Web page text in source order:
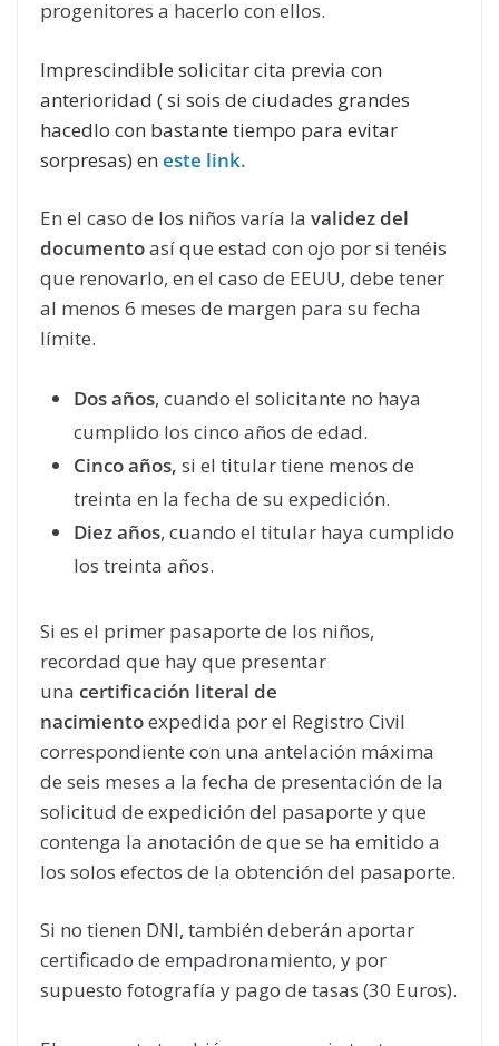
progenitores a hacerlo con ellos.
Imprescindible solicitar cita previa con
anterioridad ( si sois de ciudades grandes
hacedlo con bastante tiempo para evitar
sorpresas) en este link.
En el caso de los niños varía la validez del
documentoasí que estad con ojo por si tenéis
que renovarlo, en el caso de EEUU, debe tener
al menos 6 meses de margen para su fecha
límite.
Dos años, cuando el solicitante no haya
cumplido los cinco años de edad.
Cinco años, si el titular tiene menos de
treinta en la fecha de su expedición.
Diez años, cuando el titular haya cumplido
los treinta años.
Si es el primer pasaporte de los niños,
recordad que hay que presentar
una certificación literal de
nacimientoexpedida por el Registro Civil
correspondiente con una antelación máxima
de seis meses a la fecha de presentación de la
solicitud de expedición del pasaporte y que
contenga la anotación de que se ha emitido a
los solos efectos de la obtención del pasaporte.
Si no tienen DNI, también deberán aportar
certificado de empadronamiento, y por
supuesto fotografía y pago de tasas (30 Euros).